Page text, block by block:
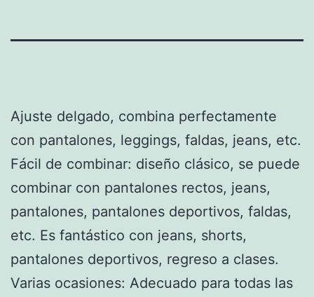
Ajuste delgado, combina perfectamente
con pantalones, leggings, faldas, jeans, etc.
Fácil de combinar: diseño clásico, se puede
combinar con pantalones rectos, jeans,
pantalones, pantalones deportivos, faldas,
etc. Es fantástico con jeans, shorts,
pantalones deportivos, regreso a clases.
Varias ocasiones: Adecuado para todas las